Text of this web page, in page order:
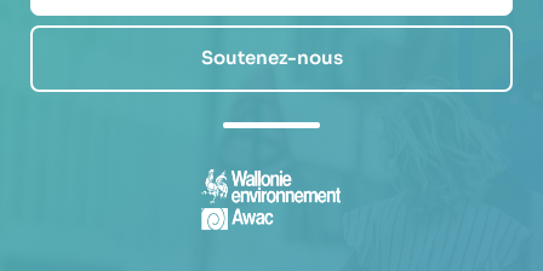
Soutenez-nous